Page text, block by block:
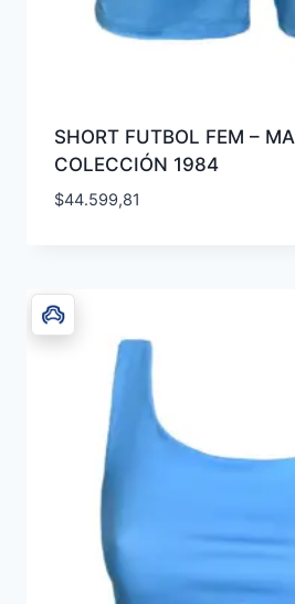
SHORT FUTBOL FEM –
COLECCIÓN 1984
$44.599,81